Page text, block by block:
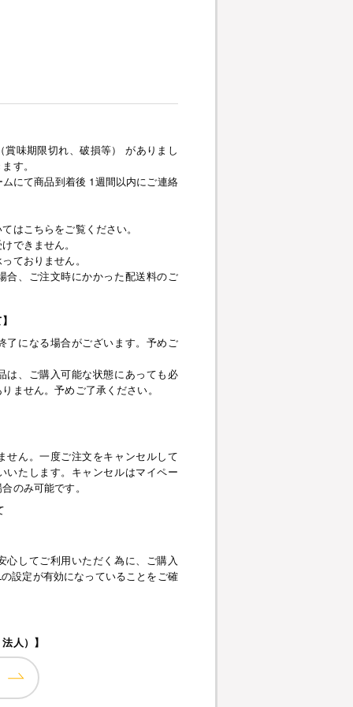
味期限切れ、破損等） がありまし
す。
にて商品到着後 1週間以内にご連絡
はこちらをご覧ください。
できません。
ておりません。
合、ご注文時にかかった配送料のご
了になる場合がございます。予めご
は、ご購入可能な状態にあっても必
ません。予めご了承ください。
せん。一度ご注文をキャンセルして
いたします。キャンセルはマイペー
のみ可能です。
心してご利用いただく為に、ご購入
設定が有効になっていることをご確
人）】